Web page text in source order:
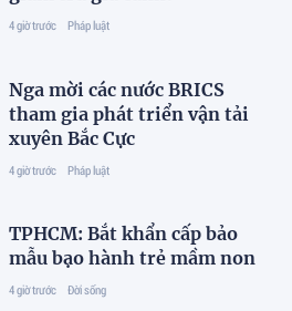
4 giờ trước Pháp luật
Nga mời các nước BRICS
tham gia phát triển vận tải
xuyên Bắc Cực
4 giờ trước Pháp luật
TPHCM: Bắt khẩn cấp bảo
mẫu bạo hành trẻ mầm non
4 giờ trước Đời sống